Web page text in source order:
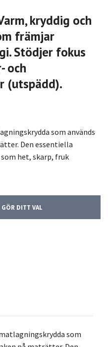
kryddig och
främjar
Stödjer fokus
och
(utspädd).
som används
Den essentiella
het, skarp, fruk
GÖR DITT VAL
som